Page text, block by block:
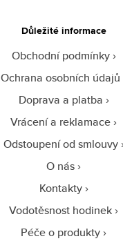
Důležité informace
Obchodní podmínky
Ochrana osobních údajů
Doprava a platba
Vrácení a reklamace
Odstoupení od smlouvy
O nás
Kontakty
Vodotěsnost hodinek
Péče o produkty